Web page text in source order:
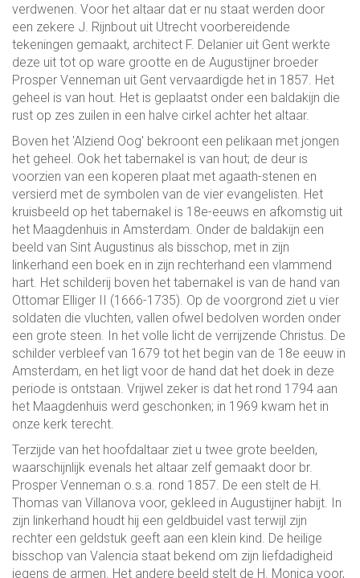
verdwenen. Voor het altaar dat er nu staat werden door
een zekere J. Rijnbout uit Utrecht voorbereidende
tekeningen gemaakt, architect F. Delanier uit Gent werkte
deze uit tot op ware grootte en de Augustijner broeder
Prosper Venneman uit Gent vervaardigde het in 1857. Het
geheel is van hout. Het is geplaatst onder een baldakijn die
rust op zes zuilen in een halve cirkel achter het altaar.
Boven het 'Alziend Oog' bekroont een pelikaan met jongen
het geheel. Ook het tabernakel is van hout; de deur is
voorzien van een koperen plaat met agaath-stenen en
versierd met de symbolen van de vier evangelisten. Het
kruisbeeld op het tabernakel is 18e-eeuws en afkomstig uit
het Maagdenhuis in Amsterdam. Onder de baldakijn een
beeld van Sint Augustinus als bisschop, met in zijn
linkerhand een boek en in zijn rechterhand een vlammend
hart. Het schilderij boven het tabernakel is van de hand van
Ottomar Elliger II (1666-1735). Op de voorgrond ziet u vier
soldaten die vluchten, vallen ofwel bedolven worden onder
een grote steen. In het volle licht de verrijzende Christus. De
schilder verbleef van 1679 tot het begin van de 18e eeuw in
Amsterdam, en het ligt voor de hand dat het doek in deze
periode is ontstaan. Vrijwel zeker is dat het rond 1794 aan
het Maagdenhuis werd geschonken; in 1969 kwam het in
onze kerk terecht.
Terzijde van het hoofdaltaar ziet u twee grote beelden,
waarschijnlijk evenals het altaar zelf gemaakt door br.
Prosper Venneman o.s.a. rond 1857. De een stelt de H.
Thomas van Villanova voor, gekleed in Augustijner habijt. In
zijn linkerhand houdt hij een geldbuidel vast terwijl zijn
rechter een geldstuk geeft aan een klein kind. De heilige
bisschop van Valencia staat bekend om zijn liefdadigheid
jegens de armen. Het andere beeld stelt de H. Monica voor,